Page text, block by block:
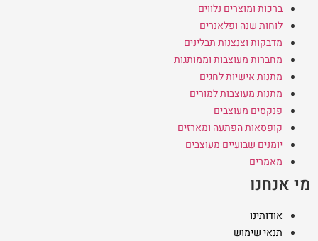
ברכות ומוצרים נלווים
לוחות שנה ופלאנרים
מדבקות וצנצנות תבלינים
מחברות מעוצבות וממותגות
מתנות אישיות לחגים
מתנות מעוצבות למורים
פנקסים מעוצבים
קופסאות הפתעה ומארזים
יומנים שבועיים מעוצבים
מאמרים
מי אנחנו
אודותינו
תנאי שימוש